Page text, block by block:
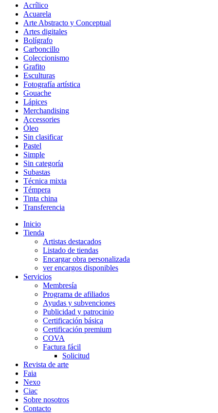
Acrílico
Acuarela
Arte Abstracto y Conceptual
Artes digitales
Bolígrafo
Carboncillo
Coleccionismo
Grafito
Esculturas
Fotografía artística
Gouache
Lápices
Merchandising
Accessories
Óleo
Sin clasificar
Pastel
Simple
Sin categoría
Subastas
Técnica mixta
Témpera
Tinta china
Transferencia
Inicio
Tienda
Artistas destacados
Listado de tiendas
Encargar obra personalizada
ver encargos disponibles
Servicios
Membresía
Programa de afiliados
Ayudas y subvenciones
Publicidad y patrocinio
Certificación básica
Certificación premium
COVA
Factura fácil
Solicitud
Revista de arte
Faia
Nexo
Ciac
Sobre nosotros
Contacto